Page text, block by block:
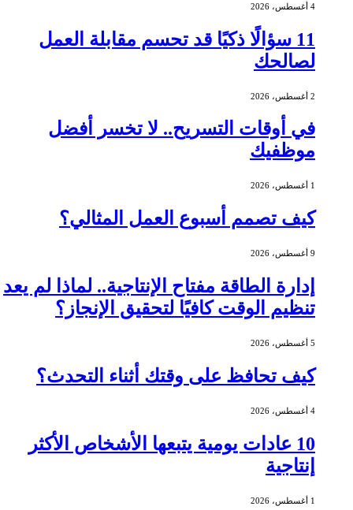
4 أغسطس، 2026
11 سؤالًا ذكيًا قد تحسم مقابلة العمل
لصالحك
2 أغسطس، 2026
في أوقات التسريح.. لا تخسر أفضل
موظفيك
1 أغسطس، 2026
كيف تصمم أسبوع العمل المثالي؟
9 أغسطس، 2026
إدارة الطاقة مفتاح الإنتاجية.. لماذا لم يعد
تنظيم الوقت كافيًا لتحقيق الإنجاز؟
5 أغسطس، 2026
كيف تحافظ على وقتك أثناء التحدث؟
4 أغسطس، 2026
10 عادات يومية يتبعها الأشخاص الأكثر
إنتاجية
1 أغسطس، 2026